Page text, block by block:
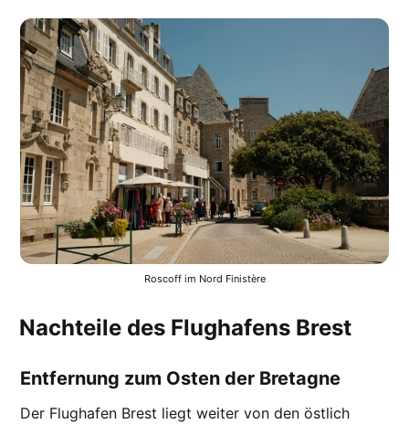
Roscoff im Nord Finistère
Nachteile des Flughafens Brest
Entfernung zum Osten der Bretagne
Der Flughafen Brest liegt weiter von den östlich